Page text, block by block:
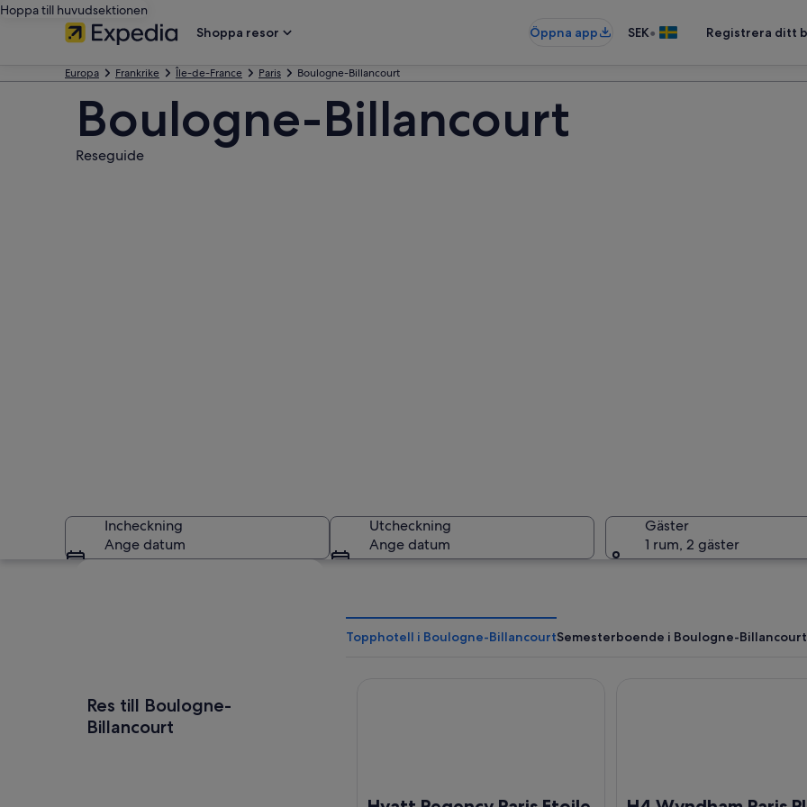
Hoppa till huvudsektionen
Shoppa resor
Öppna app SEK• Registrera ditt
Europa Frankrike Île-de-France Paris Boulogne-Billancourt
Boulogne-Billancourt
Reseguide
Incheckning
Ange datum
Utcheckning
Ange datum
Gäster
1 rum, 2 gäster
Res till Boulogne-
Billancourt
Topphotell i Boulogne-BillancourtSemesterboende i Boulogne-Billancourt